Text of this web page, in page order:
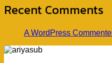
Recent Comments
A WordPress